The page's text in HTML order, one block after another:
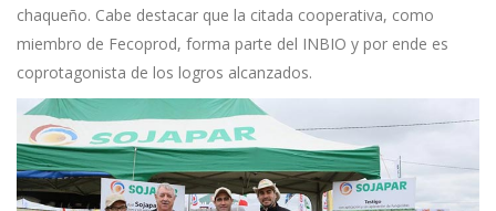
chaqueño. Cabe destacar que la citada cooperativa, como
miembro de Fecoprod, forma parte del INBIO y por ende es
coprotagonista de los logros alcanzados.